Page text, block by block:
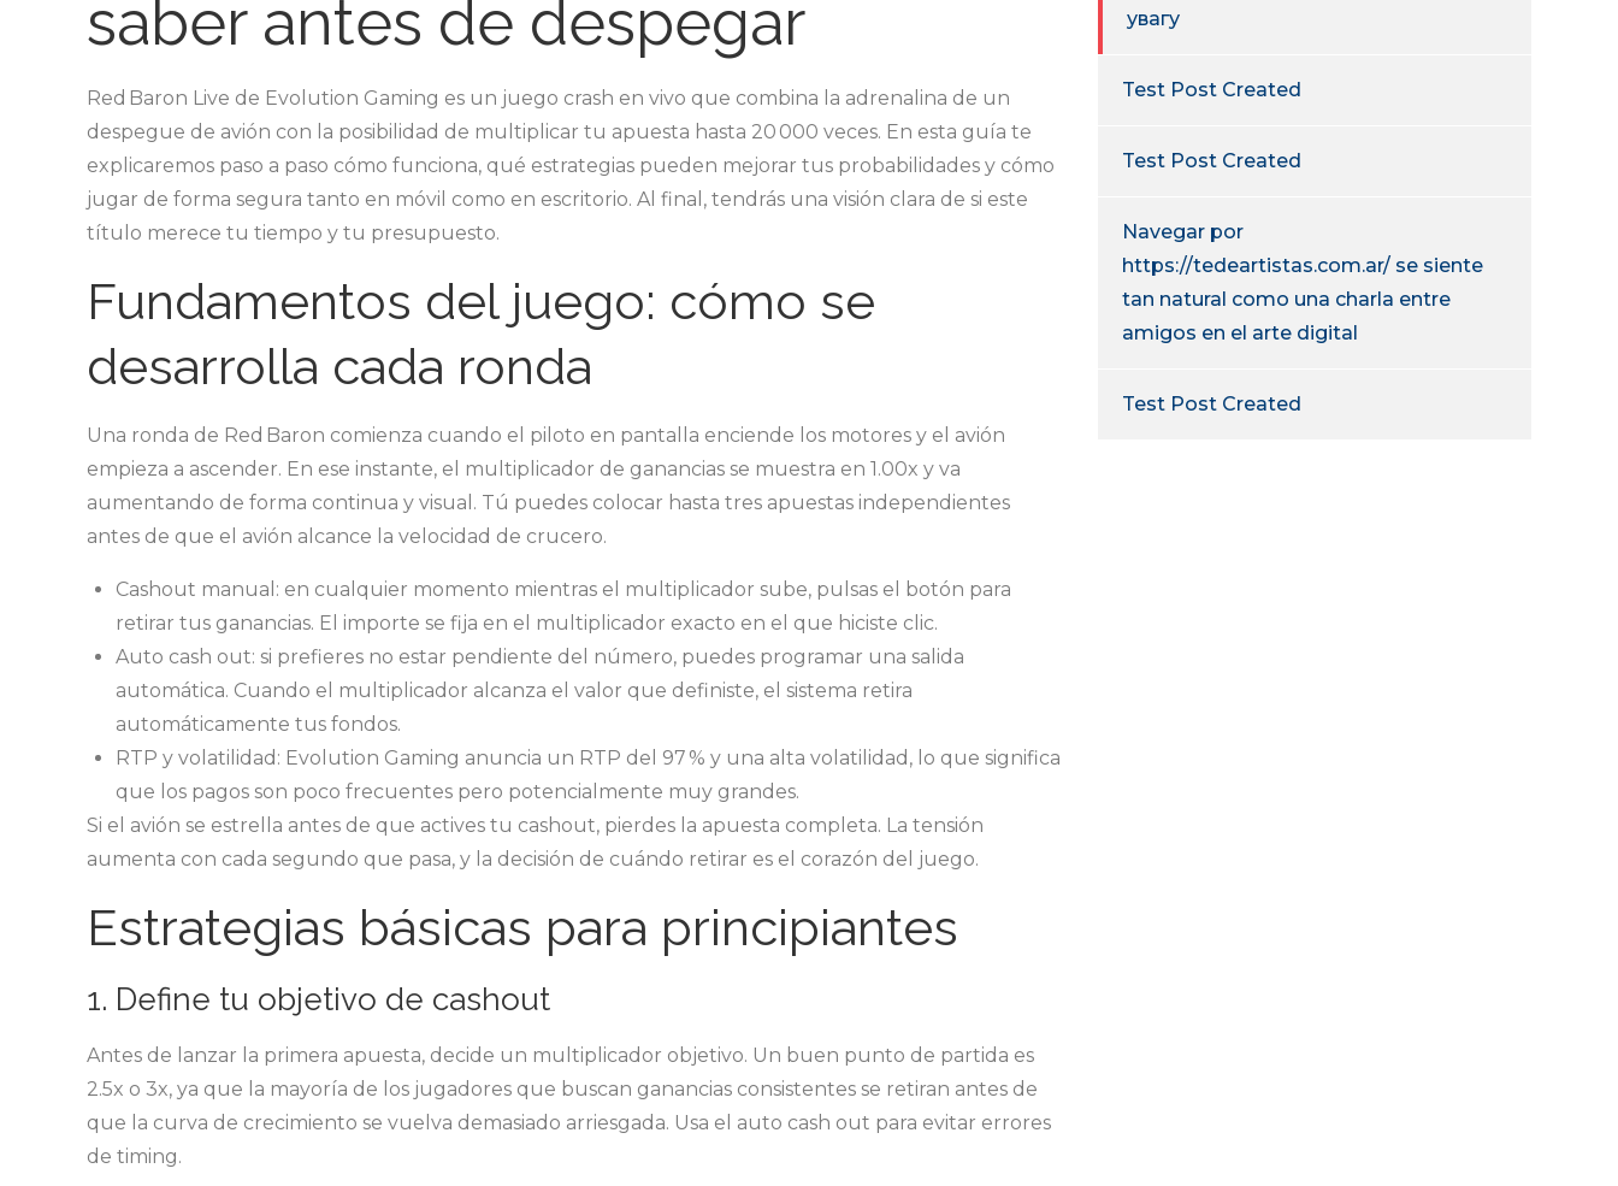
que
necesitas
saber
antes
saber antes de despegar
Red Baron Live de Evolution Gaming es un juego crash en vivo que combina la adrenalina de un
despegue de avión con la posibilidad de multiplicar tu apuesta hasta 20 000 veces. En esta guía te
explicaremos paso a paso cómo funciona, qué estrategias pueden mejorar tus probabilidades y cómo
jugar de forma segura tanto en móvil como en escritorio. Al final, tendrás una visión clara de si este
título merece tu tiempo y tu presupuesto.
Fundamentos del juego: cómo se
desarrolla cada ronda
Una ronda de Red Baron comienza cuando el piloto en pantalla enciende los motores y el avión
empieza a ascender. En ese instante, el multiplicador de ganancias se muestra en 1.00x y va
aumentando de forma continua y visual. Tú puedes colocar hasta tres apuestas independientes
antes de que el avión alcance la velocidad de crucero.
Cashout manual: en cualquier momento mientras el multiplicador sube, pulsas el botón para
retirar tus ganancias. El importe se fija en el multiplicador exacto en el que hiciste clic.
Auto cash out: si prefieres no estar pendiente del número, puedes programar una salida
automática. Cuando el multiplicador alcanza el valor que definiste, el sistema retira
automáticamente tus fondos.
RTP y volatilidad: Evolution Gaming anuncia un RTP del 97 % y una alta volatilidad, lo que significa
que los pagos son poco frecuentes pero potencialmente muy grandes.
Si el avión se estrella antes de que actives tu cashout, pierdes la apuesta completa. La tensión
aumenta con cada segundo que pasa, y la decisión de cuándo retirar es el corazón del juego.
Estrategias básicas para principiantes
1. Define tu objetivo de cashout
Antes de lanzar la primera apuesta, decide un multiplicador objetivo. Un buen punto de partida es
2.5x o 3x, ya que la mayoría de los jugadores que buscan ganancias consistentes se retiran antes de
que la curva de crecimiento se vuelva demasiado arriesgada. Usa el auto cash out para evitar errores
de timing.
увагу
Test Post Created
Test Post Created
Navegar por
https://tedeartistas.com.ar/ se siente
tan natural como una charla entre
amigos en el arte digital
Test Post Created